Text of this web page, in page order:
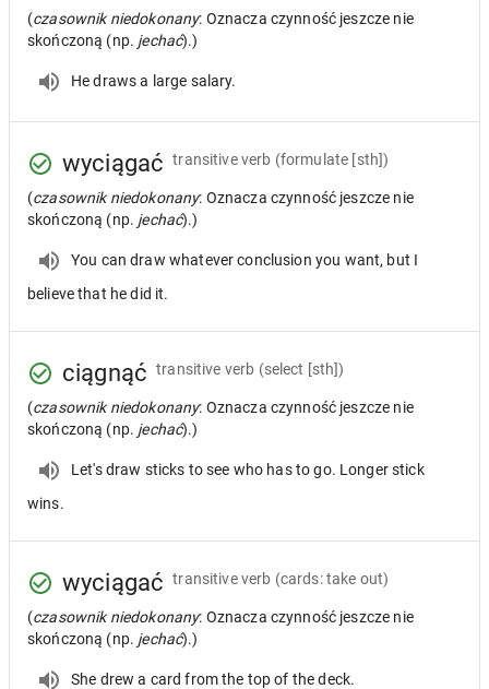
(czasownik niedokonany: Oznacza czynność jeszcze nie
skończoną (np. jechać).)
He draws a large salary.
wyciągać transitive verb (formulate [sth])
(czasownik niedokonany: Oznacza czynność jeszcze nie
skończoną (np. jechać).)
You can draw whatever conclusion you want, but I
believe that he did it.
ciągnąć transitive verb (select [sth])
(czasownik niedokonany: Oznacza czynność jeszcze nie
skończoną (np. jechać).)
Let's draw sticks to see who has to go. Longer stick
wins.
wyciągać transitive verb (cards: take out)
(czasownik niedokonany: Oznacza czynność jeszcze nie
skończoną (np. jechać).)
She drew a card from the top of the deck.